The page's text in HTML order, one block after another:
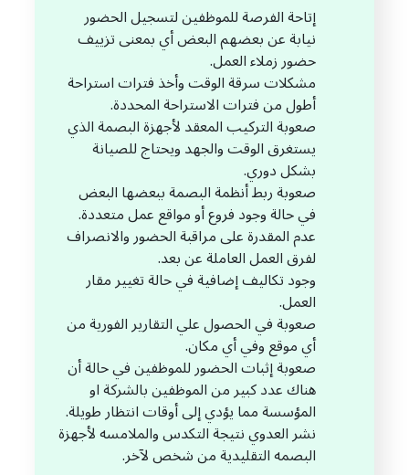
إتاحة الفرصة للموظفين لتسجيل الحضور
نيابة عن بعضهم البعض أي بمعنى تزييف
حضور زملاء العمل.
مشكلات سرقة الوقت وأخذ فترات استراحة
أطول من فترات الاستراحة المحددة.
صعوبة التركيب المعقد لأجهزة البصمة الذي
يستغرق الوقت والجهد ويحتاج للصيانة
بشكل دوري.
صعوبة ربط أنظمة البصمة ببعضها البعض
في حالة وجود فروع أو مواقع عمل متعددة.
عدم المقدرة على مراقبة الحضور والانصراف
لفرق العمل العاملة عن بعد.
وجود تكاليف إضافية في حالة تغيير مقار
العمل.
صعوبة في الحصول علي التقارير الفورية من
أي موقع وفي أي مكان.
صعوبة إثبات الحضور للموظفين في حالة أن
هناك عدد كبير من الموظفين بالشركة او
المؤسسة مما يؤدي إلى أوقات انتظار طويلة.
نشر العدوي نتيجة التكدس والملامسه لأجهزة
البصمه التقليدية من شخص لآخر.